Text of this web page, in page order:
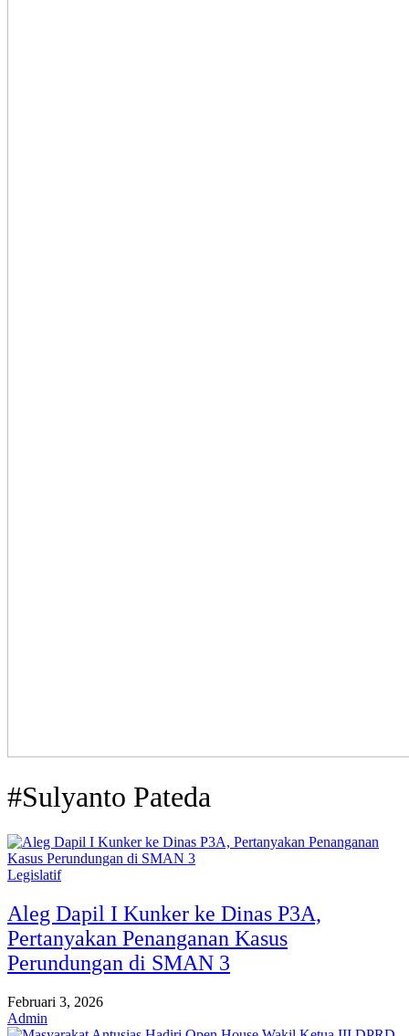
#Sulyanto Pateda
Legislatif
Aleg Dapil I Kunker ke Dinas P3A,
Pertanyakan Penanganan Kasus
Perundungan di SMAN 3
Februari 3, 2026
Admin